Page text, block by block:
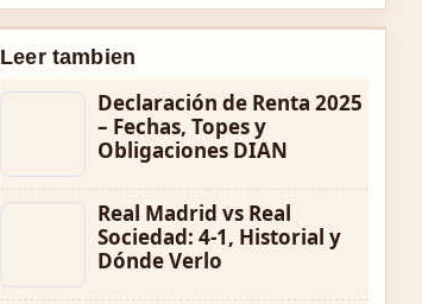
Leer tambien
Declaración de Renta 2025
– Fechas, Topes y
Obligaciones DIAN
Real Madrid vs Real
Sociedad: 4-1, Historial y
Dónde Verlo